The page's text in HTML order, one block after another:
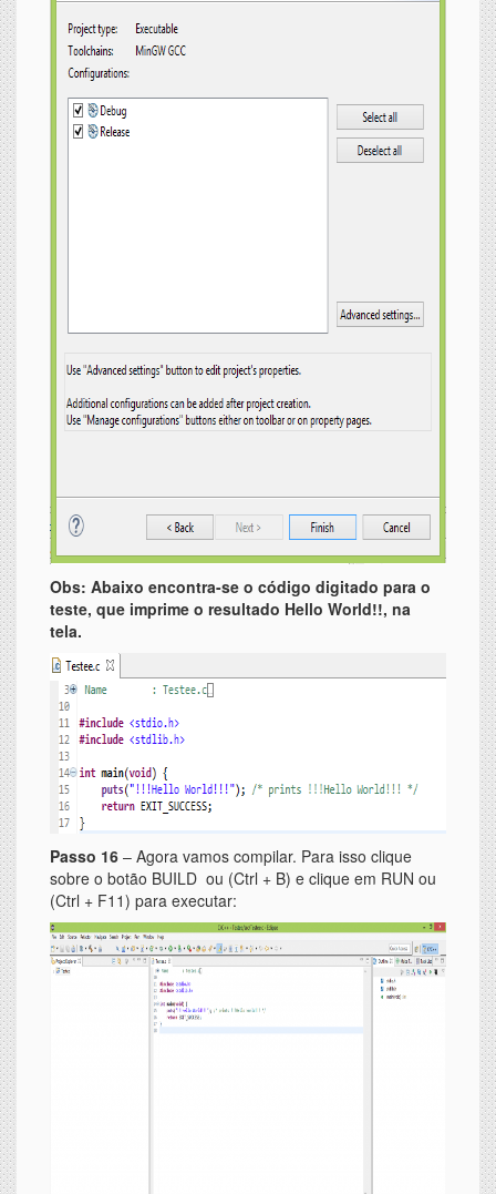
Obs: Abaixo encontra-se o código digitado para o
teste, que imprime o resultado Hello World!!, na
tela.
Passo 16 – Agora vamos compilar. Para isso clique
sobre o botão BUILD ou (Ctrl + B) e clique em RUN ou
(Ctrl + F11) para executar: